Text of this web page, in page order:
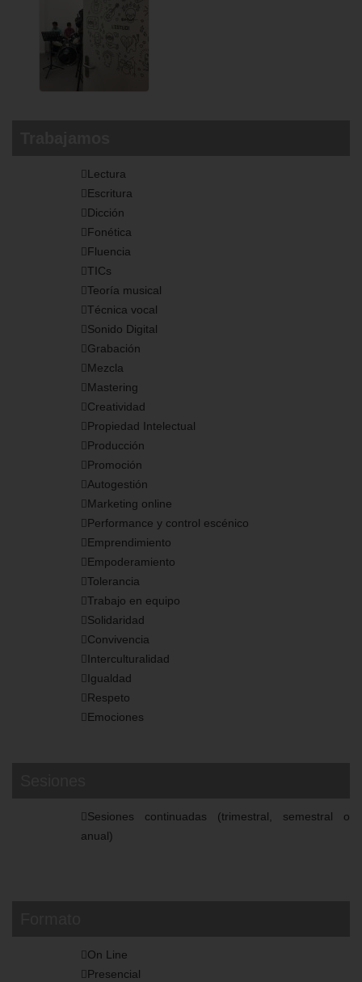
Lectura
Escritura
Dicción
Fonética
Fluencia
TICs
Teoría musical
Técnica vocal
Sonido Digital
Grabación
Mezcla
Mastering
Creatividad
Propiedad Intelectual
Producción
Promoción
Autogestión
Marketing online
Performance y control escénico
Emprendimiento
Empoderamiento
Tolerancia
Trabajo en equipo
Solidaridad
Convivencia
Interculturalidad
Igualdad
Respeto
Emociones
Sesiones continuadas (trimestral, semestral o
anual)
On Line
Presencial